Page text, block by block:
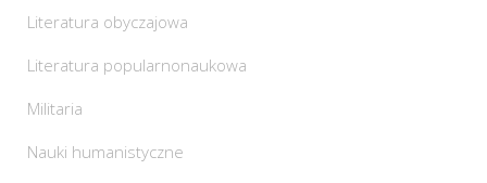
Literatura obyczajowa
Literatura popularnonaukowa
Militaria
Nauki humanistyczne